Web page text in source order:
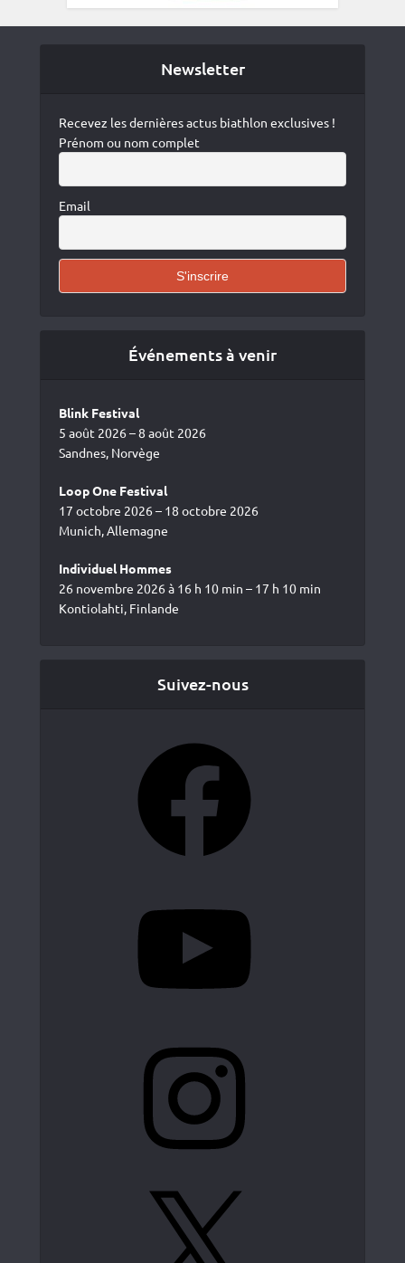
Newsletter
Recevez les dernières actus biathlon exclusives !
Prénom ou nom complet
Email
Événements à venir
Blink Festival
5 août 2026 – 8 août 2026
Sandnes, Norvège
Loop One Festival
17 octobre 2026 – 18 octobre 2026
Munich, Allemagne
Individuel Hommes
26 novembre 2026 à 16 h 10 min – 17 h 10 min
Kontiolahti, Finlande
Suivez-nous